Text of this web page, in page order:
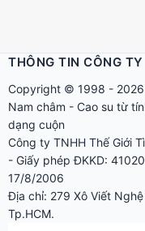
THÔNG TIN CÔNG TY
Copyright © 1998 - 2026
Nam châm - Cao su từ
dạng cuộn
Công ty TNHH Thế Giới
- Giấy phép ĐKKD:
17/8/2006
Địa chỉ: 279 Xô Viết
Tp.HCM.